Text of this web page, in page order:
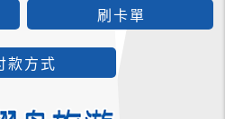
刷卡單
款方式